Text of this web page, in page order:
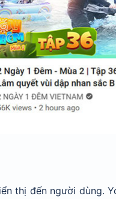
thị đến người dùng.